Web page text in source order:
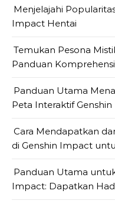
Menjelajahi
Impact Hentai
Temukan Pesona
Panduan
Panduan Utama
Peta Interaktif
Cara Mendapatkan
di Genshin Impact
Panduan Utama
Impact: Dapatkan